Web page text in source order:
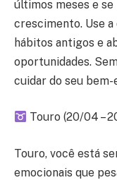
últimos meses e
crescimento. Use
hábitos antigos e
oportunidades.
cuidar do seu
Touro (20/04 –
Touro, você está
emocionais que